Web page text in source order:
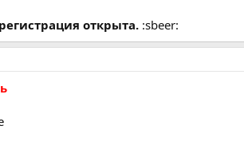
открыта. :sbeer: